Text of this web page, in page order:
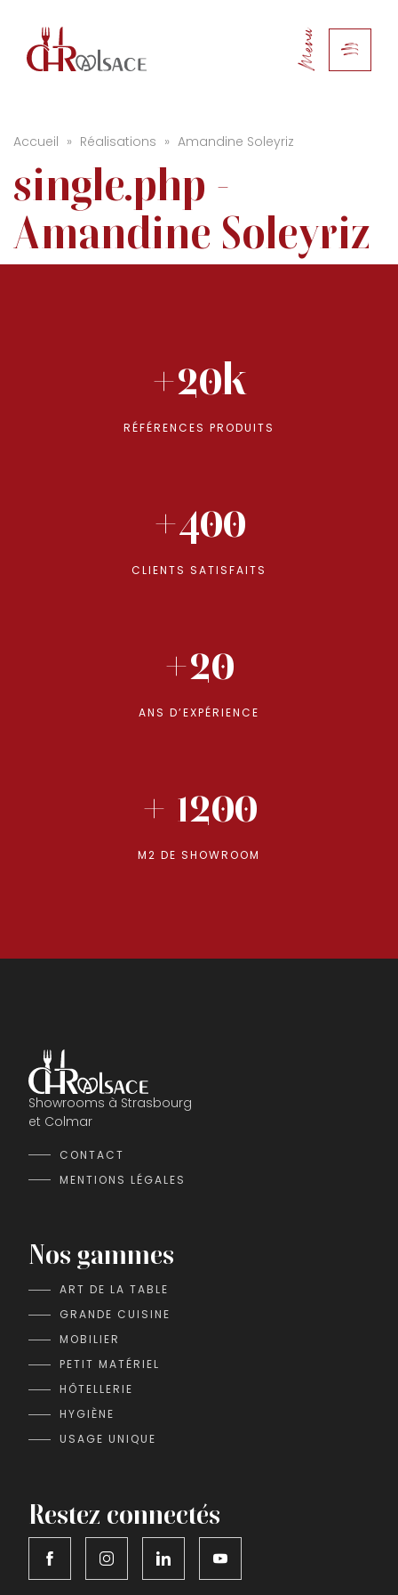
Menu
Accueil » Réalisations » Amandine Soleyriz
single.php -
Amandine Soleyriz
+20k
RÉFÉRENCES PRODUITS
+400
CLIENTS SATISFAITS
+20
ANS D’EXPÉRIENCE
+ 1200
M2 DE SHOWROOM
Showrooms à Strasbourg
et Colmar
CONTACT
MENTIONS LÉGALES
Nos gammes
ART DE LA TABLE
GRANDE CUISINE
MOBILIER
PETIT MATÉRIEL
HÔTELLERIE
HYGIÈNE
USAGE UNIQUE
Restez connectés